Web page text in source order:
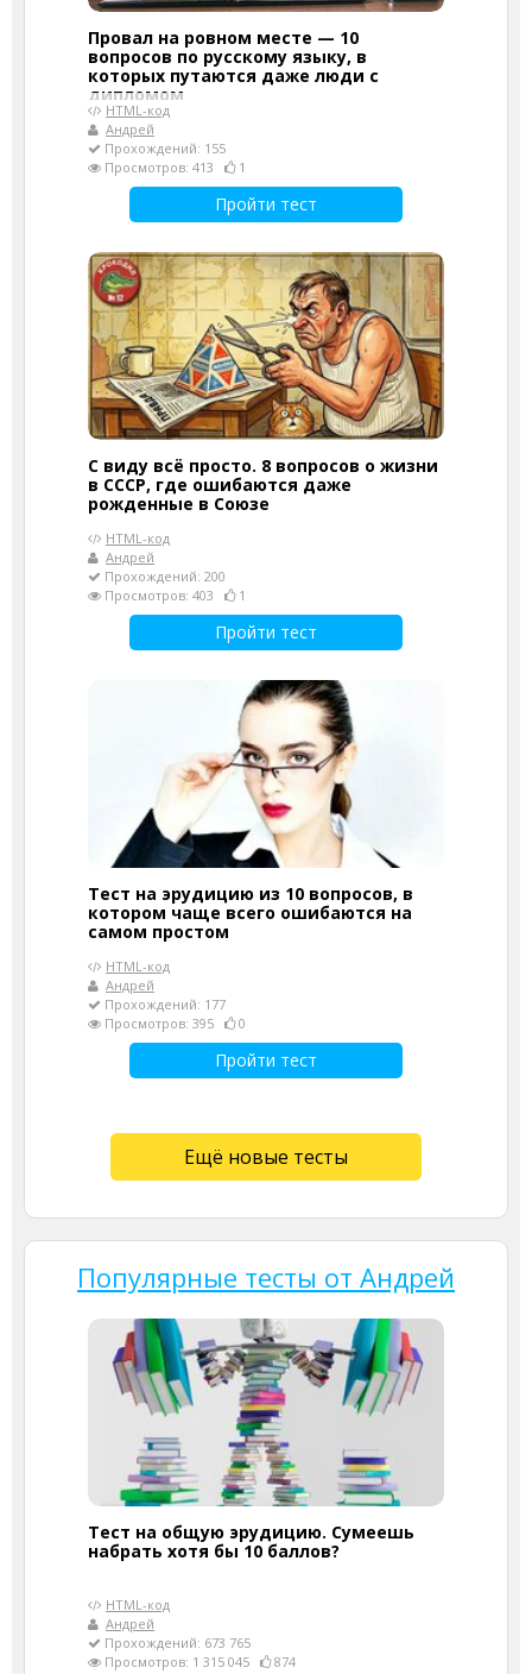
Провал на ровном месте — 10
вопросов по русскому языку, в
которых путаются даже люди с
дипломом
HTML-код
Андрей
Прохождений: 155
Просмотров: 413
1
Пройти тест
С виду всё просто. 8 вопросов о жизни
в СССР, где ошибаются даже
рожденные в Союзе
HTML-код
Андрей
Прохождений: 200
Просмотров: 403
1
Пройти тест
Тест на эрудицию из 10 вопросов, в
котором чаще всего ошибаются на
самом простом
HTML-код
Андрей
Прохождений: 177
Просмотров: 395
0
Пройти тест
Ещё новые тесты
Популярные тесты от Андрей
Тест на общую эрудицию. Сумеешь
набрать хотя бы 10 баллов?
HTML-код
Андрей
Прохождений: 673 765
Просмотров: 1 315 045
874